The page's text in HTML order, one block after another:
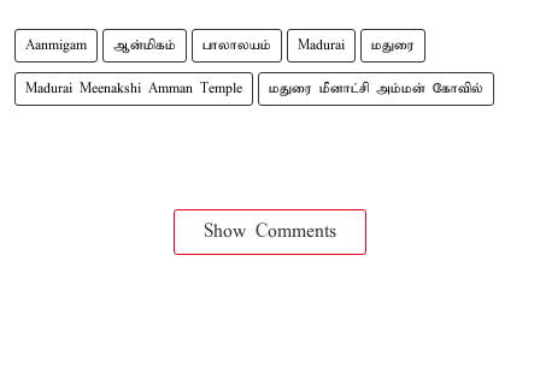
Aanmigam ஆன்மிகம் பாலாலயம் Madurai மதுரை
Madurai Meenakshi Amman Temple மதுரை மீனாட்சி அம்மன் கோவில்
Show Comments